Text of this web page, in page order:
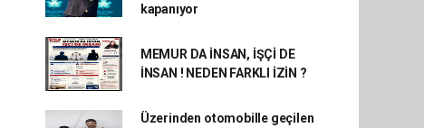
kapanıyor
MEMUR DA İNSAN, İŞÇİ DE
İNSAN ! NEDEN FARKLI İZİN ?
Üzerinden otomobille geçilen